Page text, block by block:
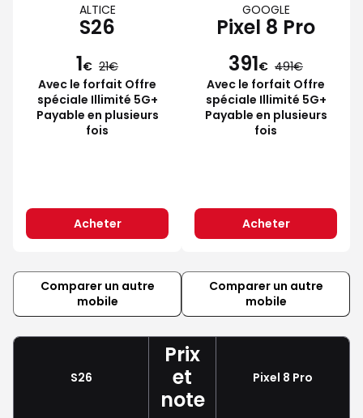
ALTICE
S26
1€ 21
Avec le forfait Offre
spéciale Illimité 5G+
Payable en plusieurs
fois
Acheter
GOOGLE
Pixel 8 Pro
391€ 491
Avec le forfait Offre
spéciale Illimité 5G+
Payable en plusieurs
fois
Acheter
Comparer un autre
mobile
Comparer un autre
mobile
S26
Prix
et
note
Pixel 8 Pro